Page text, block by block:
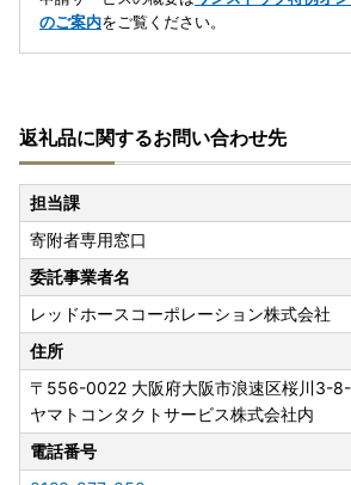
のご案内をご覧ください。
返礼品に関するお問い合わせ先
担当課
寄附者専用窓口
委託事業者名
レッドホースコーポレーション株式会社
住所
〒556-0022 大阪府大阪市浪速区桜川3-
ヤマトコンタクトサービス株式会社内
電話番号